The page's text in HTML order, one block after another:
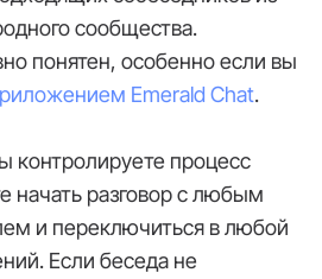
сообщества.
понятен, особенно если вы
Emerald Chat.
контролируете процесс
разговор с любым
и переключиться в любой
Если беседа не